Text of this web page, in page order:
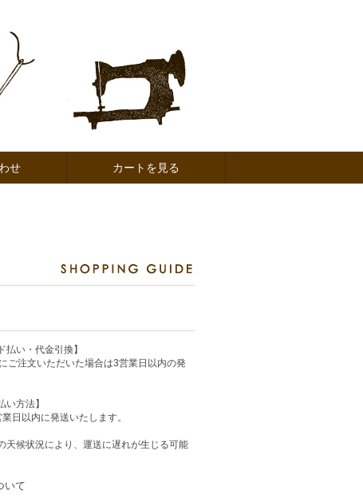
せ カートを見る
払い・代金引換】
ご注文いただいた場合は3営業日以内の発
い方法】
日以内に発送いたします。
天候状況により、運送に遅れが生じる可能
いて